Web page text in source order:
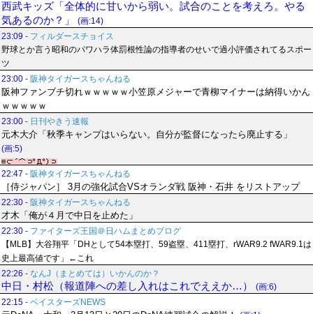
西武キッズ「全体的に甘いから弱い。試合のことを考えろ。やる
気あるのか？」
(画:14)
23:09 - フィルダースチョイス
野球とか言う昭和のパワハラ体罰根性論の指導者のせいで過小評価されてるスポー
ツ
23:00 - 阪神タイガースちゃんねる
阪神ファンブチ切れｗｗｗｗｗ小笠原メジャーで青柳マイナーは納得いかん
ｗｗｗｗｗ
23:00 - 日刊やきう速報
元木大介「秋季キャンプはいらない。自分が監督になったら廃止する」
(画:5)
22:47 - 阪神タイガースちゃんねる
［侍ジャパン］ 3月の強化試合VSオランダ戦 阪神・石井 をリストアップ
22:30 - 阪神タイガースちゃんねる
才木「俺が４月で中日を止めた」
22:30 - ファイターズ王国＠日ハムまとめブログ
【MLB】大谷翔平「DHとして54本塁打、59盗塁、411塁打、rWAR9.2 fWAR9.1は
史上最高値です」←これ
22:26 - なんJ（まとめては）いかんのか？
中日・村松（報道陣への差し入れはこれでええか…）
(画:6)
22:15 - ベイスターズNEWS